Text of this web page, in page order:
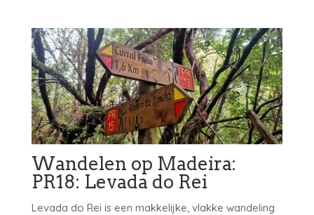
Wandelen op Madeira:
PR18: Levada do Rei
Levada do Rei is een makkelijke, vlakke wandeling